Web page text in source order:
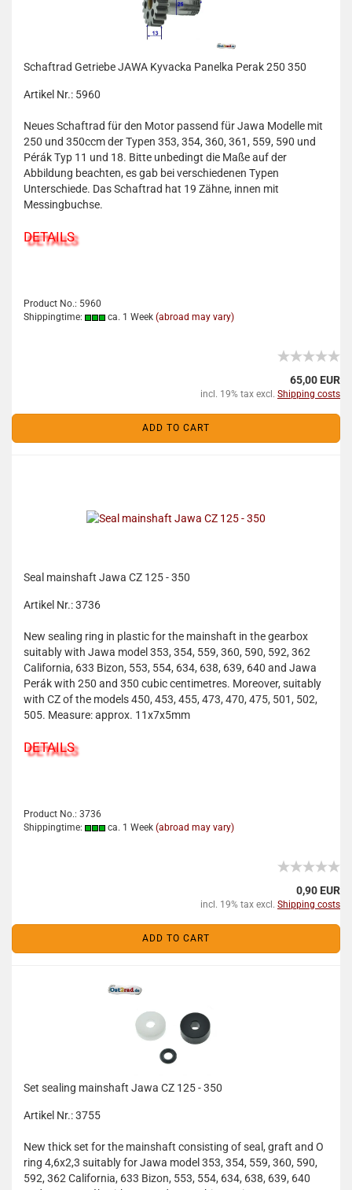
Schaftrad Getriebe JAWA Kyvacka Panelka Perak 250 350
Artikel Nr.: 5960
Neues Schaftrad für den Motor passend für Jawa Modelle mit
250 und 350ccm der Typen 353, 354, 360, 361, 559, 590 und
Pérák Typ 11 und 18. Bitte unbedingt die Maße auf der
Abbildung beachten, es gab bei verschiedenen Typen
Unterschiede. Das Schaftrad hat 19 Zähne, innen mit
Messingbuchse.
DETAILS
Product No.: 5960
Shippingtime:
ca. 1 Week (abroad may vary)
65,00 EUR
incl. 19% tax excl. Shipping costs
ADD TO CART
Seal mainshaft Jawa CZ 125 - 350
Artikel Nr.: 3736
New sealing ring in plastic for the mainshaft in the gearbox
suitably with Jawa model 353, 354, 559, 360, 590, 592, 362
California, 633 Bizon, 553, 554, 634, 638, 639, 640 and Jawa
Perák with 250 and 350 cubic centimetres. Moreover, suitably
with CZ of the models 450, 453, 455, 473, 470, 475, 501, 502,
505. Measure: approx. 11x7x5mm
DETAILS
Product No.: 3736
Shippingtime:
ca. 1 Week (abroad may vary)
0,90 EUR
incl. 19% tax excl. Shipping costs
ADD TO CART
Set sealing mainshaft Jawa CZ 125 - 350
Artikel Nr.: 3755
New thick set for the mainshaft consisting of seal, graft and O
ring 4,6x2,3 suitably for Jawa model 353, 354, 559, 360, 590,
592, 362 California, 633 Bizon, 553, 554, 634, 638, 639, 640